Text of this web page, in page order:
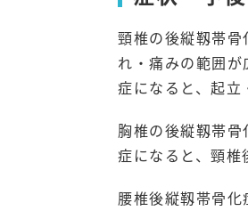
頸椎の後縦靱帯
れ・痛みの範囲
症になると、起立
胸椎の後縦靱帯
症になると、頸椎
腰椎後縦靱帯骨化